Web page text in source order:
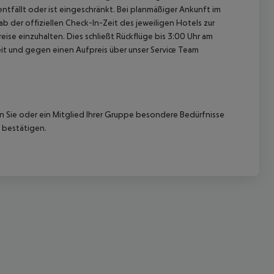
oder ist eingeschränkt. Bei planmäßiger Ankunft im
der offiziellen Check-In-Zeit des jeweiligen Hotels zur
einzuhalten. Dies schließt Rückflüge bis 3:00 Uhr am
gegen einen Aufpreis über unser Service Team
oder ein Mitglied Ihrer Gruppe besondere Bedürfnisse
bestätigen.